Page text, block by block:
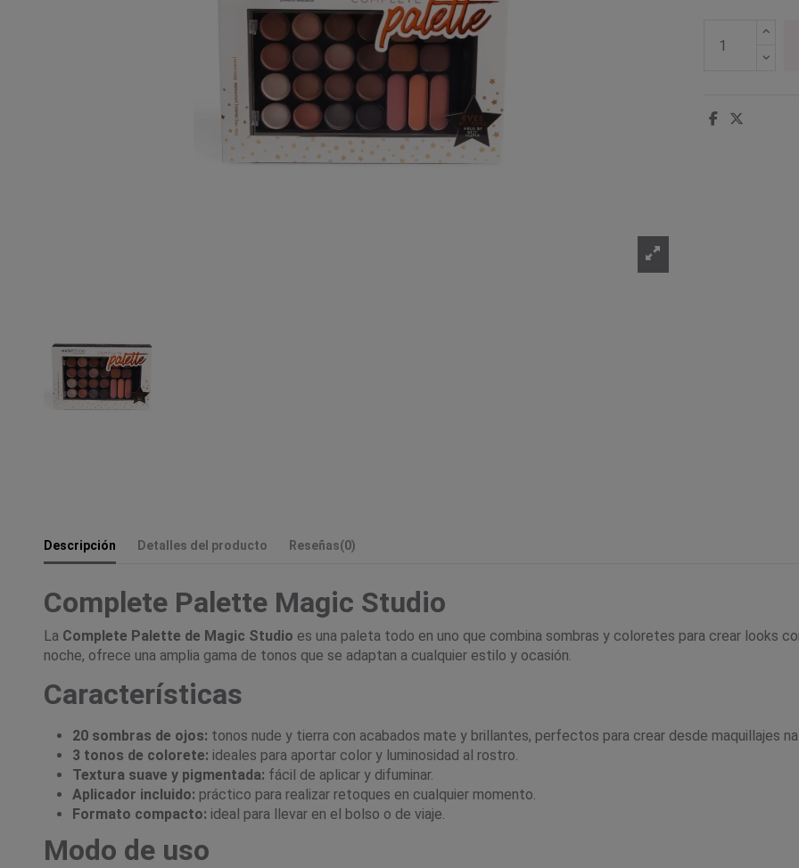
Descripción Detalles del producto Reseñas(0)
Complete Palette Magic Studio
La Complete Palette de Magic Studio es una paleta todo en uno que combina sombras y coloretes para crear looks
noche, ofrece una amplia gama de tonos que se adaptan a cualquier estilo y ocasión.
Características
20 sombras de ojos: tonos nude y tierra con acabados mate y brillantes, perfectos para crear desde maquillajes
3 tonos de colorete: ideales para aportar color y luminosidad al rostro.
Textura suave y pigmentada: fácil de aplicar y difuminar.
Aplicador incluido: práctico para realizar retoques en cualquier momento.
Formato compacto: ideal para llevar en el bolso o de viaje.
Modo de uso